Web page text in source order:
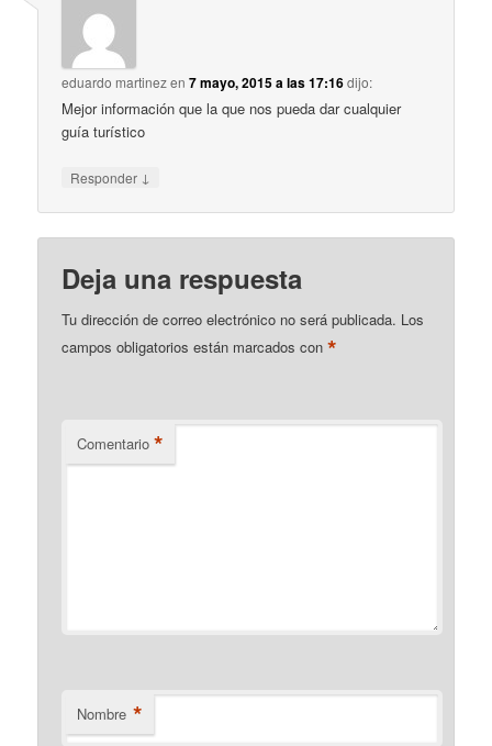
eduardo martinezen7 mayo, 2015 a las 17:16dijo:
Mejor información que la que nos pueda dar cualquier
guía turístico
Responder ↓
Deja una respuesta
Tu dirección de correo electrónico no será publicada. Los
campos obligatorios están marcados con*
Comentario *
Nombre *